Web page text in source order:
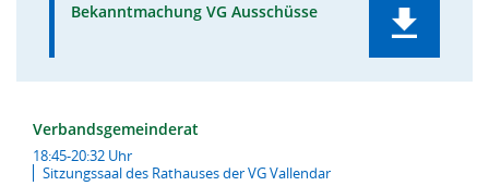
Bekanntmachung VG Ausschüsse
Verbandsgemeinderat
18:45-20:32 Uhr
Sitzungssaal des Rathauses der VG Vallendar